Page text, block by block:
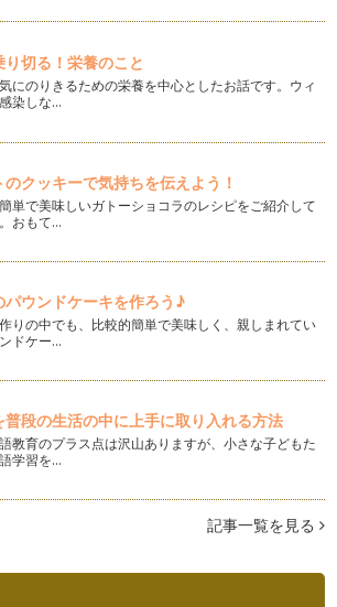
浴を
すが、新年明けましておめでとうござい
き続…
たんアロマディフューザー
香りは、ストレス社会といわれる今の時
ツロウクリームアレンジ編
ースとしたクリームの作り方をご紹介しま
ょっとアレンジを…
リームを作ろう
くると、お肌の乾燥が気になりますよね？
セットす…
を楽しく♪
油には抗菌作用があります。 前回に引き
り切る！栄養のこと
にのりきるための栄養を中心としたお話です。ウィ
染しな…
のクッキーで気持ちを伝えよう！
単で美味しいガトーショコラのレシピをご紹介して
おもて…
パウンドケーキを作ろう♪
りの中でも、比較的簡単で美味しく、親しまれてい
ドケー…
普段の生活の中に上手に取り入れる方法
教育のプラス点は沢山ありますが、小さな子どもた
学習を…
記事一覧を見る